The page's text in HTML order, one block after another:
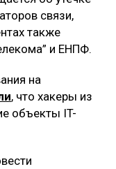
связи,
также
и ЕНПФ.
на
, что хакеры из
объекты IT-